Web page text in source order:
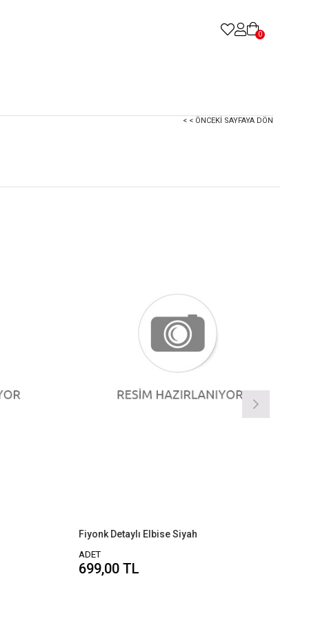
0
< < ÖNCEKI SAYFAYA DÖN
Fiyonk Detaylı Elbise Siyah
ADET
699,00 TL